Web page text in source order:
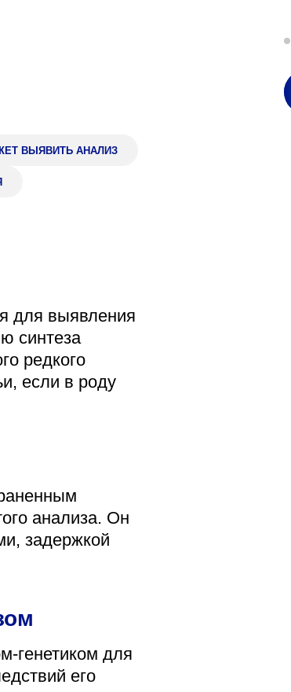
399000, г. Липецк, Плехановское
08:00–15:45
ВЫЯВИТЬ АНАЛИЗ
для выявления
синтеза
редкого
если в роду
анализа. Он
задержкой
генетиком для
его